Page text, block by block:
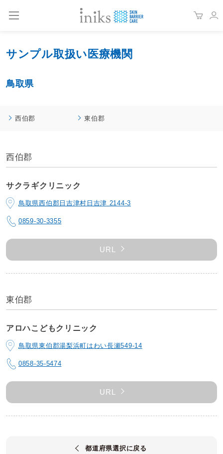
サンプル取扱い医療機関
鳥取県
西伯郡 東伯郡
西伯郡
サクラギクリニック
鳥取県西伯郡日吉津村日吉津 2144-3
0859-30-3355
URL
東伯郡
アロハこどもクリニック
鳥取県東伯郡湯梨浜町はわい長瀬549-14
0858-35-5474
URL
都道府県選択に戻る